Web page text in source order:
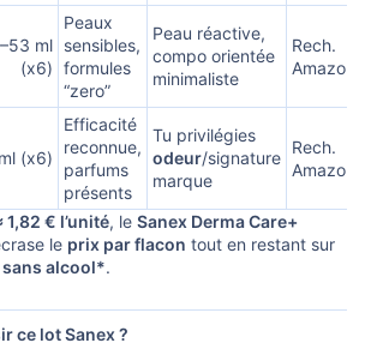
ml
(x6)​
Peaux
sensibles,
formules
“zero”
Peau réactive,
compo orientée
minimaliste
Rech.
Amazon
(x6)​
Efficacité
reconnue,
parfums
présents
Tu privilégies
odeur/signature
marque
Rech.
Amazon
1,82 € l’unité, le Sanex Derma Care+
le prix par flacon tout en restant sur
alcool*.
ce lot Sanex ?